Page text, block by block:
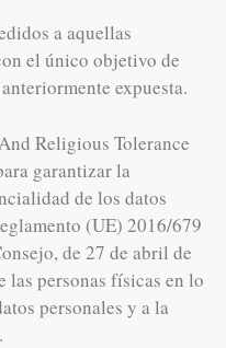
a aquellas
el único objetivo de
expuesta.
Religious Tolerance
garantizar la
de los datos
(UE) 2016/679
de 27 de abril de
personas físicas en lo
personales y a la